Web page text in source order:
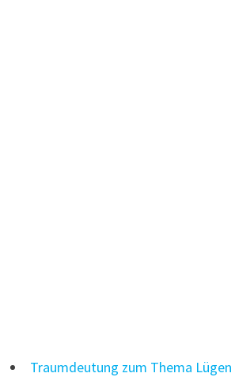
Traumdeutung zum Thema